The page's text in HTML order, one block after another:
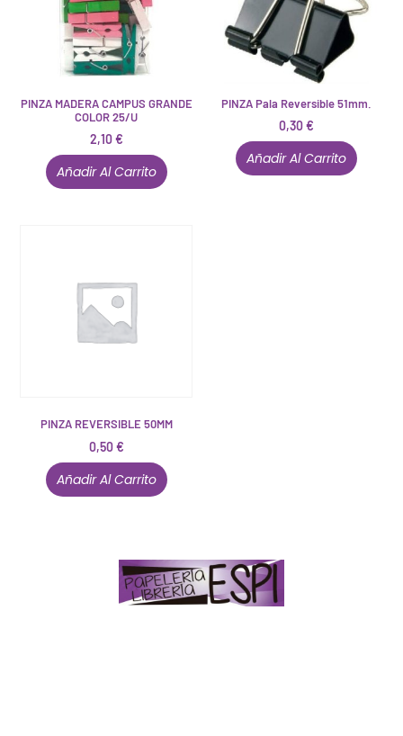
PINZA MADERA CAMPUS GRANDE
COLOR 25/U
2,10€
Añadir Al Carrito
PINZA Pala Reversible 51mm.
0,30€
Añadir Al Carrito
PINZA REVERSIBLE 50MM
0,50€
Añadir Al Carrito